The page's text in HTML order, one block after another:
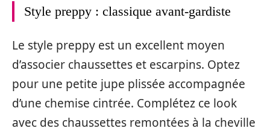
Style preppy : classique avant-gardiste
Le style preppy est un excellent moyen
d’associer chaussettes et escarpins. Optez
pour une petite jupe plissée accompagnée
d’une chemise cintrée. Complétez ce look
avec des chaussettes remontées à la cheville